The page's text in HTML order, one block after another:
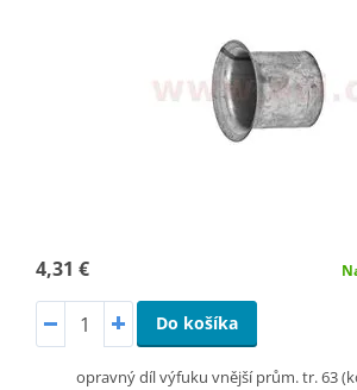
4,31 €
Do košíka
opravný díl výfuku vnější prům. tr. 63